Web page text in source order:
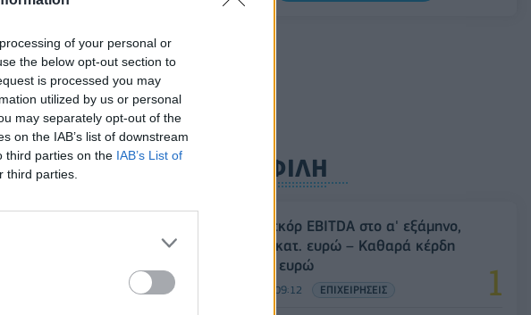
of your personal or
the below opt-out section to
is processed you may
utilized by us or personal
may separately opt-out of the
on the IAB’s list of downstream
third parties on the IAB’s List of
third parties.
0,11%, στα 1,1541 δολάρια
ΔΗΜΟΦΙΛΗ
Metlen: Ρεκόρ EBITDA στο α' εξάμηνο,
στα 550 εκατ. ευρώ – Καθαρά κέρδη
313 εκατ. ευρώ
06/08/2026 - 09:12 ΕΠΙΧΕΙΡΗΣΕΙΣ